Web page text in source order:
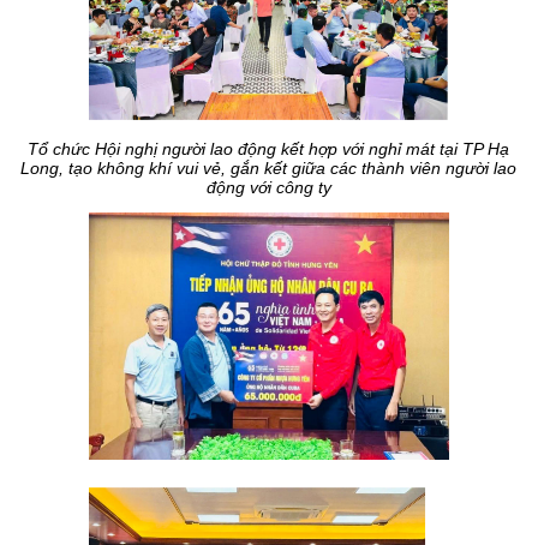
Tổ chức Hội nghị người lao động kết hợp với nghỉ mát tại TP Hạ
Long, tạo không khí vui vẻ, gắn kết giữa các thành viên người lao
động với công ty